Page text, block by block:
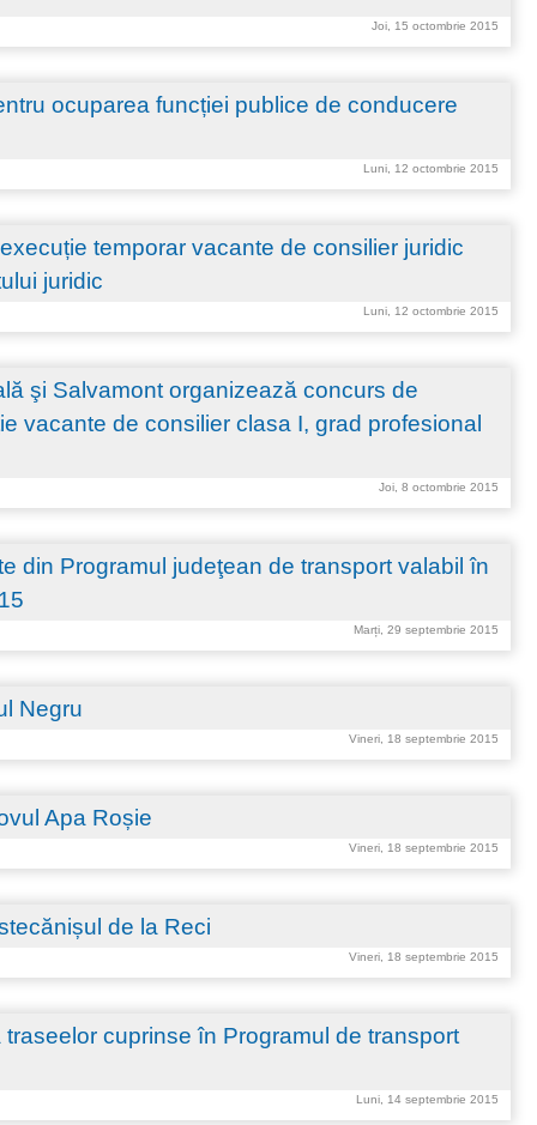
Joi, 15 octombrie 2015
ocuparea funcției publice de conducere
Luni, 12 octombrie 2015
temporar vacante de consilier juridic
juridic
Luni, 12 octombrie 2015
şi Salvamont organizează concurs de
vacante de consilier clasa I, grad profesional
Joi, 8 octombrie 2015
din Programul judeţean de transport valabil în
Marți, 29 septembrie 2015
Negru
Vineri, 18 septembrie 2015
Apa Roșie
Vineri, 18 septembrie 2015
de la Reci
Vineri, 18 septembrie 2015
cuprinse în Programul de transport
Luni, 14 septembrie 2015